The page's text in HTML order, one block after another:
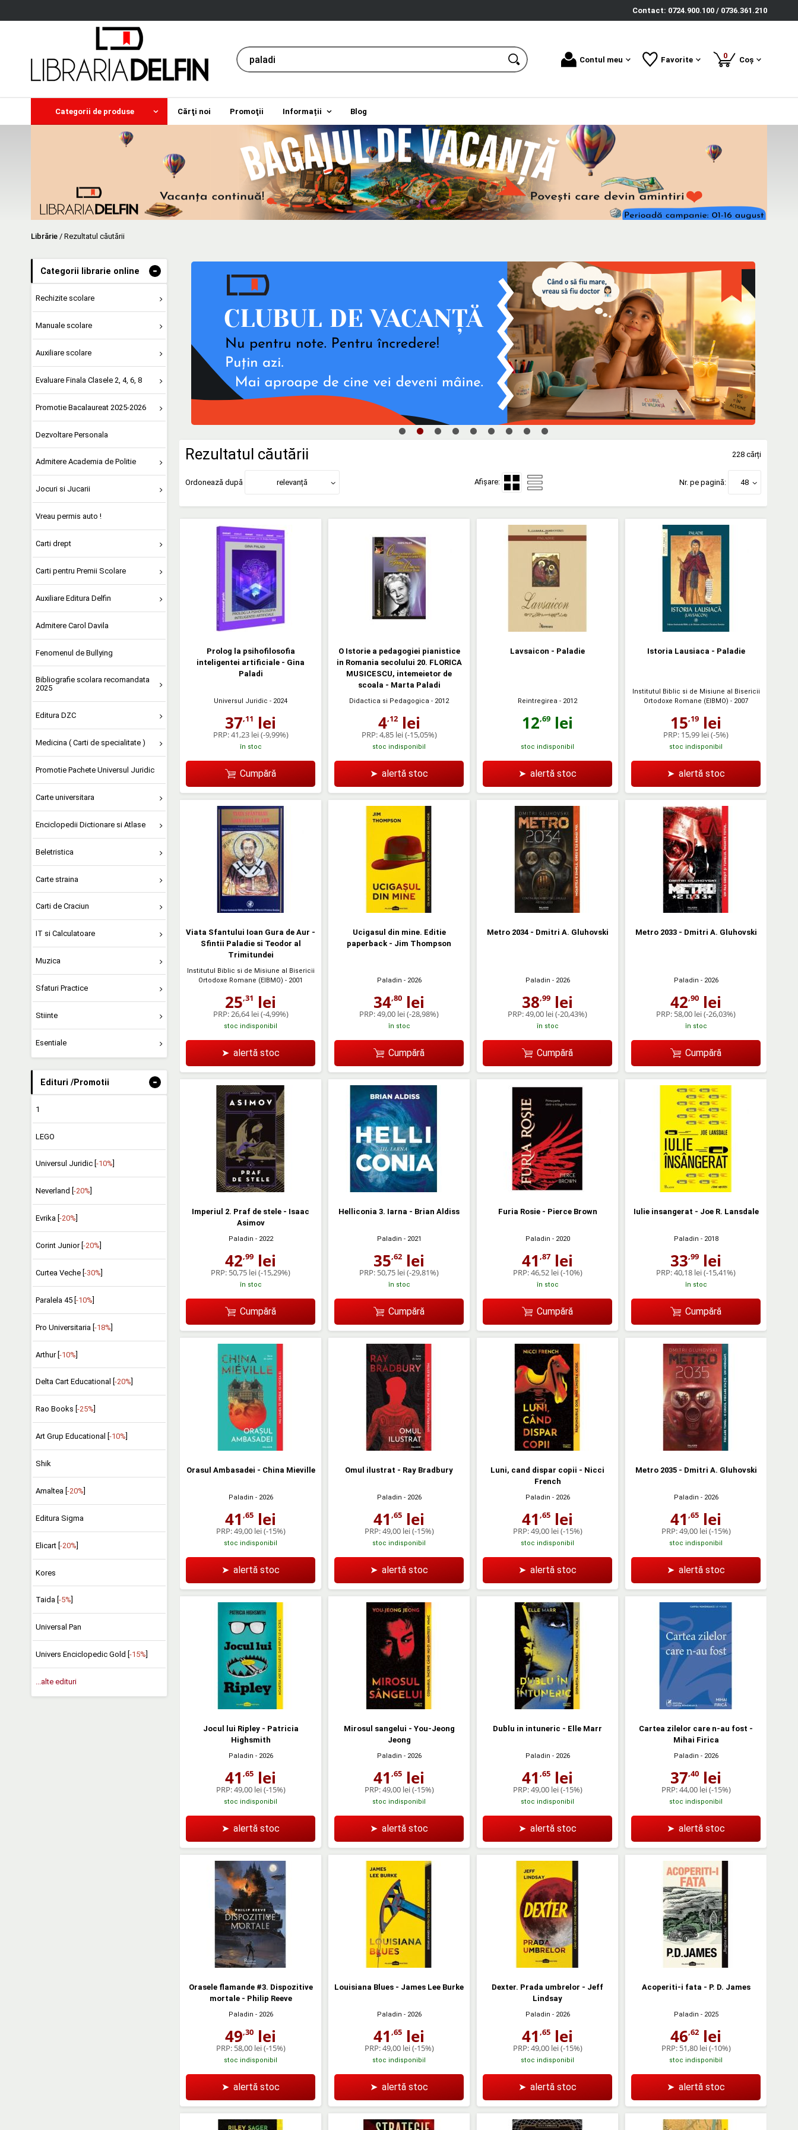
Contact: 0724.900.100 / 0736.361.210
Contul meu Favorite 0produse
Coș
Categorii de produse Cărţi noi Promoţii Informații Blog
Librărie / Rezultatul căutării
Categorii librarie online -
Rechizite scolare
Manuale scolare
Auxiliare scolare
Evaluare Finala Clasele 2, 4, 6, 8
Promotie Bacalaureat 2025-2026
Dezvoltare Personala
Admitere Academia de Politie
Jocuri si Jucarii
Vreau permis auto !
Carti drept
Carti pentru Premii Scolare
Auxiliare Editura Delfin
Admitere Carol Davila
Fenomenul de Bullying
Bibliografie scolara recomandata
2025
Editura DZC
Medicina ( Carti de specialitate )
Promotie Pachete Universul Juridic
Carte universitara
Enciclopedii Dictionare si Atlase
Beletristica
Carte straina
Carti de Craciun
IT si Calculatoare
Muzica
Sfaturi Practice
Stiinte
Esentiale
Edituri /Promotii -
1
LEGO
Universul Juridic [ -10%
Neverland [ -20%
Evrika [ -20%
Corint Junior [ -20%
Curtea Veche [ -30%
Paralela 45 [ -10%
Pro Universitaria [-18%]
Arthur [-10%]
Delta Cart Educational [ -20%
Rao Books [ -25%
Art Grup Educational [ -10%
Shik
Amaltea [ -20%
Editura Sigma
Elicart [-20%]
Kores
Taida [ -5%
Universal Pan
Univers Enciclopedic Gold [ -15%
...alte edituri
Rezultatul căutării 228 cărți
Ordonează după relevanță Afișare: Nr. pe pagină: 48
Prolog la psihofilosofia
inteligentei artificiale - Gina
Paladi
Universul Juridic - 2024
37,11 lei
PRP:41,23 lei(-9,99%)
în stoc
Cumpără
O Istorie a pedagogiei pianistice
in Romania secolului 20. FLORICA
MUSICESCU, intemeietor de
scoala - Marta Paladi
Didactica si Pedagogica - 2012
4,12lei
PRP:4,85 lei(-15,05%)
stoc indisponibil
➤ alertă stoc
Lavsaicon - Paladie
Reintregirea - 2012
12,69 lei
stoc indisponibil
➤ alertă stoc
Istoria Lausiaca - Paladie
Institutul Biblic si de Misiune al Bisericii
Ortodoxe Romane (EIBMO) - 2007
15,19 lei
PRP: 15,99 lei(-5%)
stoc indisponibil
➤ alertă stoc
Viata Sfantului Ioan Gura de Aur -
Sfintii Paladie si Teodor al
Trimitundei
Institutul Biblic si de Misiune al Bisericii
Ortodoxe Romane (EIBMO) - 2001
25,31 lei
PRP:26,64 lei(-4,99%)
stoc indisponibil
➤ alertă stoc
Ucigasul din mine. Editie
paperback - Jim Thompson
Paladin - 2026
34,80 lei
PRP:49,00 lei(-28,98%)
în stoc
Cumpără
Metro 2034 - Dmitri A. Gluhovski
Paladin - 2026
38,99 lei
PRP:49,00 lei(-20,43%)
în stoc
Cumpără
Metro 2033 - Dmitri A. Gluhovski
Paladin - 2026
42,90 lei
PRP: 58,00 lei(-26,03%)
în stoc
Cumpără
Imperiul 2. Praf de stele - Isaac
Asimov
Paladin - 2022
42,99 lei
PRP: 50,75 lei(-15,29%)
în stoc
Cumpără
Helliconia 3. Iarna - Brian Aldiss
Paladin - 2021
35,62 lei
PRP: 50,75 lei(-29,81%)
în stoc
Cumpără
Furia Rosie - Pierce Brown
Paladin - 2020
41 ,87 lei
PRP:46,52 lei(-10%)
în stoc
Cumpără
Iulie insangerat - Joe R. Lansdale
Paladin - 2018
33,99 lei
PRP:40,18 lei(-15,41%)
în stoc
Cumpără
Orasul Ambasadei - China Mieville
Paladin - 2026
41 ,65 lei
PRP:49,00 lei(-15%)
stoc indisponibil
➤ alertă stoc
Omul ilustrat - Ray Bradbury
Paladin - 2026
41 ,65 lei
PRP:49,00 lei(-15%)
stoc indisponibil
➤ alertă stoc
Luni, cand dispar copii - Nicci
French
Paladin - 2026
41 ,65 lei
PRP:49,00 lei(-15%)
stoc indisponibil
➤ alertă stoc
Metro 2035 - Dmitri A. Gluhovski
Paladin - 2026
41 ,65 lei
PRP:49,00 lei(-15%)
stoc indisponibil
➤ alertă stoc
Jocul lui Ripley - Patricia
Highsmith
Paladin - 2026
41 ,65 lei
PRP:49,00 lei(-15%)
stoc indisponibil
➤ alertă stoc
Mirosul sangelui - You-Jeong
Jeong
Paladin - 2026
41 ,65 lei
PRP:49,00 lei(-15%)
stoc indisponibil
➤ alertă stoc
Dublu in intuneric - Elle Marr
Paladin - 2026
41 ,65 lei
PRP:49,00 lei(-15%)
stoc indisponibil
➤ alertă stoc
Cartea zilelor care n-au fost -
Mihai Firica
Paladin - 2026
37,40 lei
PRP:44,00 lei(-15%)
stoc indisponibil
➤ alertă stoc
Orasele flamande #3. Dispozitive
mortale - Philip Reeve
Paladin - 2026
49,30 lei
PRP: 58,00 lei(-15%)
stoc indisponibil
➤ alertă stoc
Louisiana Blues - James Lee Burke
Paladin - 2026
41 ,65 lei
PRP:49,00 lei(-15%)
stoc indisponibil
➤ alertă stoc
Dexter. Prada umbrelor - Jeff
Lindsay
Paladin - 2026
41 ,65 lei
PRP:49,00 lei(-15%)
stoc indisponibil
➤ alertă stoc
Acoperiti-i fata - P. D. James
Paladin - 2025
46,62 lei
PRP: 51,80 lei(-10%)
stoc indisponibil
➤ alertă stoc